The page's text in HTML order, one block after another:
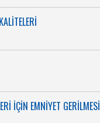
İÇİN EMNİYET GERİLMESİ